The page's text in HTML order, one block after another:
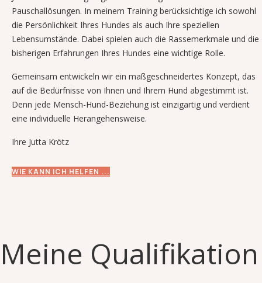
Pauschallösungen. In meinem Training berücksichtige ich sowohl
die Persönlichkeit Ihres Hundes als auch Ihre speziellen
Lebensumstände. Dabei spielen auch die Rassemerkmale und die
bisherigen Erfahrungen Ihres Hundes eine wichtige Rolle.
Gemeinsam entwickeln wir ein maßgeschneidertes Konzept, das
auf die Bedürfnisse von Ihnen und Ihrem Hund abgestimmt ist.
Denn jede Mensch-Hund-Beziehung ist einzigartig und verdient
eine individuelle Herangehensweise.
Ihre Jutta Krötz
WIE KANN ICH HELFEN ...
Meine Qualifikation